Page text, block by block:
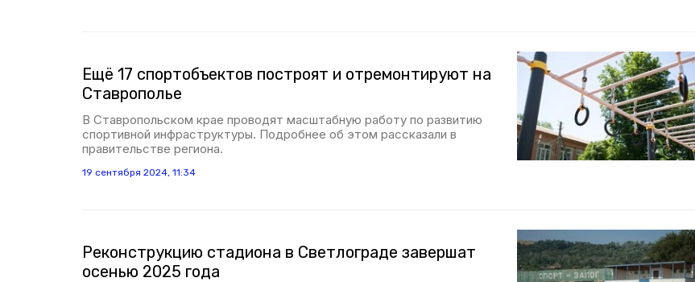
Ещё 17 спортобъектов построят и отремонтируют на
Ставрополье
В Ставропольском крае проводят масштабную работу по развитию
спортивной инфраструктуры. Подробнее об этом рассказали в
правительстве региона.
19 сентября 2024, 11:34
Реконструкцию стадиона в Светлограде завершат
осенью 2025 года